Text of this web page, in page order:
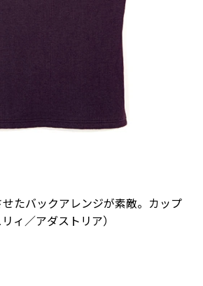
たバックアレンジが素敵。カップ
ィ／アダストリア）